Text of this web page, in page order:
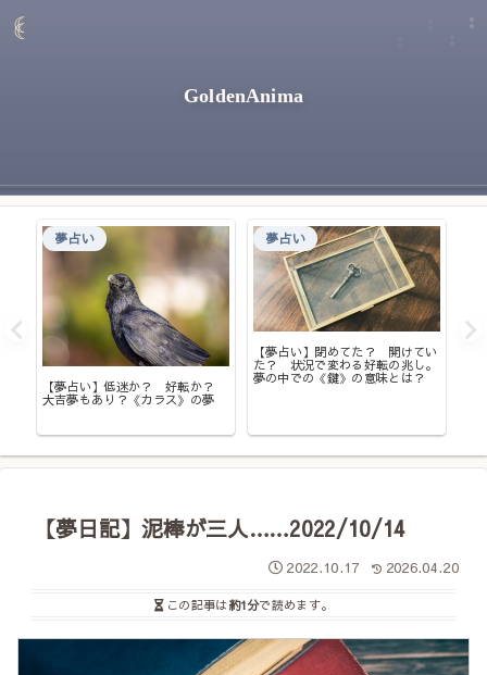
GoldenAnima
夢占い
【夢占い】低迷か？ 好転か？
大吉夢もあり？《カラス》の夢
夢占い
【夢占い】閉めてた？ 開けてい
た？ 状況で変わる好転の兆し。
夢の中での《鍵》の意味とは？
【夢日記】泥棒が三人……2022/10/14
2022.10.17 2026.04.20
この記事は約1分で読めます。